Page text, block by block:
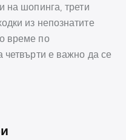
на шопинга, трети
из непознатите
време по
четвърти е важно да се